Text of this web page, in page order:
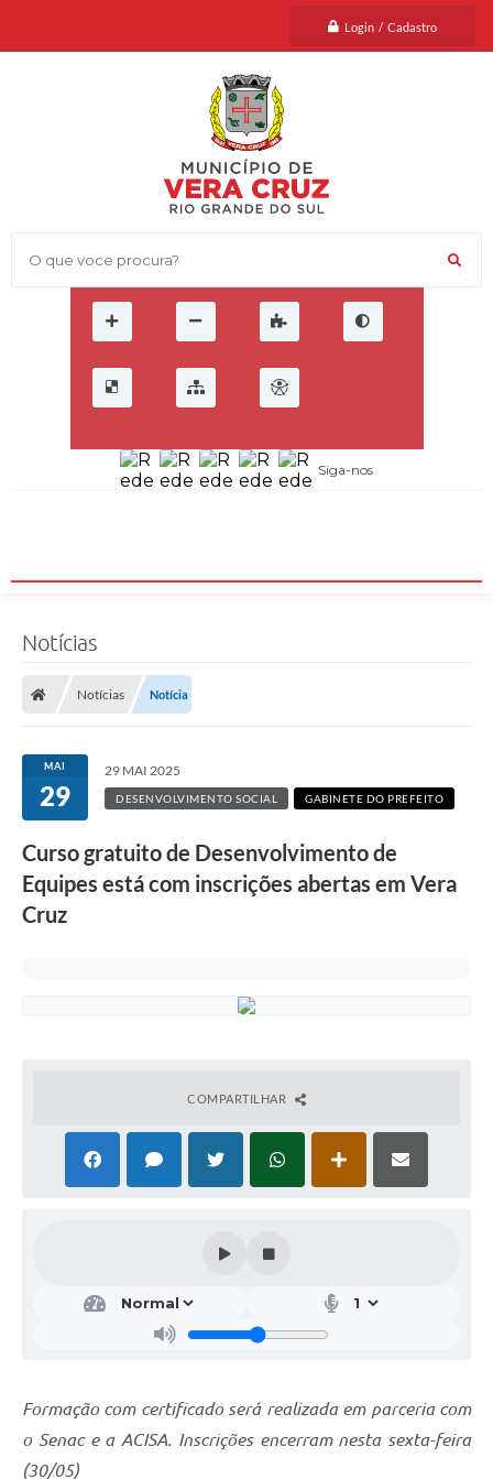
Login / Cadastro
O que voce procura?
Siga-nos
Notícias
Notícias Notícia
MAI
29
29 MAI 2025
DESENVOLVIMENTO SOCIAL GABINETE DO PREFEITO
Curso gratuito de Desenvolvimento de
Equipes está com inscrições abertas em Vera
Cruz
COMPARTILHAR
Formação com certificado será realizada em parceria com
o Senac e a ACISA. Inscrições encerram nesta sexta-feira
(30/05)